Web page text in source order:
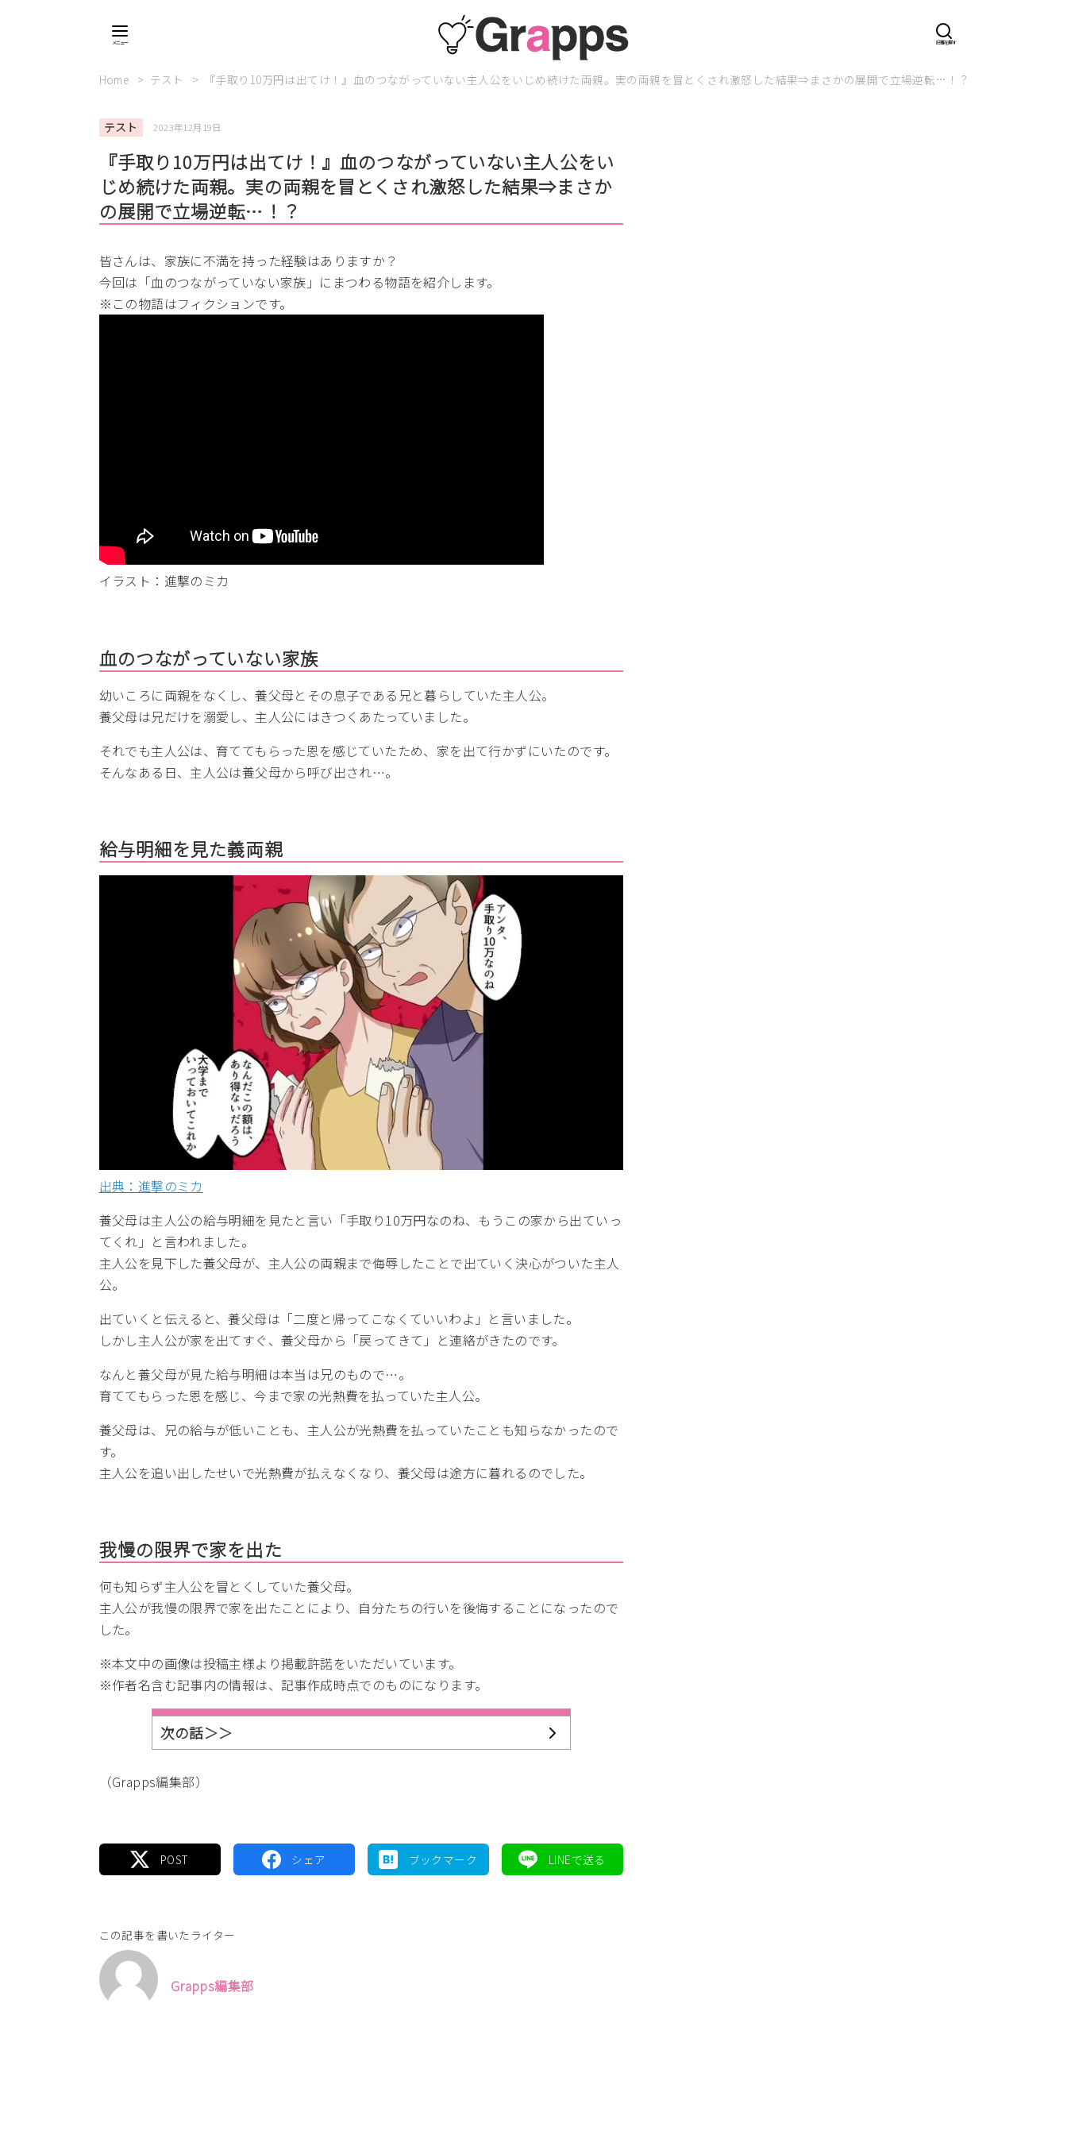
Home テスト 『手取り10万円は出てけ！』血のつながっていない主人公をいじめ続けた両親。実の両親を冒とくされ激怒した結果⇒まさかの展開で立場逆転…！？
テスト 2023年12月19日
『手取り10万円は出てけ！』血のつながっていない主人公をい
じめ続けた両親。実の両親を冒とくされ激怒した結果⇒まさか
の展開で立場逆転…！？
皆さんは、家族に不満を持った経験はありますか？
今回は「血のつながっていない家族」にまつわる物語を紹介します。
※この物語はフィクションです。
イラスト：進撃のミカ
血のつながっていない家族
幼いころに両親をなくし、養父母とその息子である兄と暮らしていた主人公。
養父母は兄だけを溺愛し、主人公にはきつくあたっていました。
それでも主人公は、育ててもらった恩を感じていたため、家を出て行かずにいたのです。
そんなある日、主人公は養父母から呼び出され…。
給与明細を見た義両親
出典：進撃のミカ
養父母は主人公の給与明細を見たと言い「手取り10万円なのね、もうこの家から出ていっ
てくれ」と言われました。
主人公を見下した養父母が、主人公の両親まで侮辱したことで出ていく決心がついた主人
公。
出ていくと伝えると、養父母は「二度と帰ってこなくていいわよ」と言いました。
しかし主人公が家を出てすぐ、養父母から「戻ってきて」と連絡がきたのです。
なんと養父母が見た給与明細は本当は兄のもので…。
育ててもらった恩を感じ、今まで家の光熱費を払っていた主人公。
養父母は、兄の給与が低いことも、主人公が光熱費を払っていたことも知らなかったので
す。
主人公を追い出したせいで光熱費が払えなくなり、養父母は途方に暮れるのでした。
我慢の限界で家を出た
何も知らず主人公を冒とくしていた養父母。
主人公が我慢の限界で家を出たことにより、自分たちの行いを後悔することになったので
した。
※本文中の画像は投稿主様より掲載許諾をいただいています。
※作者名含む記事内の情報は、記事作成時点でのものになります。
次の話＞＞
（Grapps編集部）
この記事を書いたライター
Grapps編集部